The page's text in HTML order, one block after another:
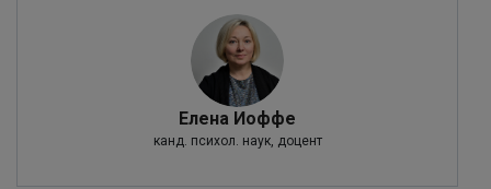
Елена Иоффе
канд. психол. наук, доцент